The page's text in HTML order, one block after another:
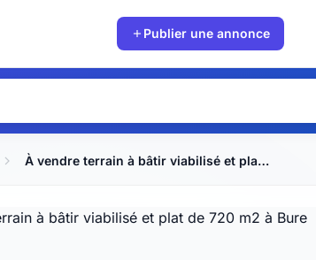
Publier une annonce
À vendre terrain à bâtir viabilisé et plat de 720 m2 à Bure